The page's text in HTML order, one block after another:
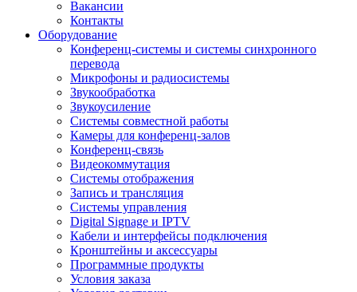
Вакансии
Контакты
Оборудование
Конференц-системы и системы синхронного
перевода
Микрофоны и радиосистемы
Звукообработка
Звукоусиление
Системы совместной работы
Камеры для конференц-залов
Конференц-связь
Видеокоммутация
Системы отображения
Запись и трансляция
Системы управления
Digital Signage и IPTV
Кабели и интерфейсы подключения
Кронштейны и аксессуары
Программные продукты
Условия заказа